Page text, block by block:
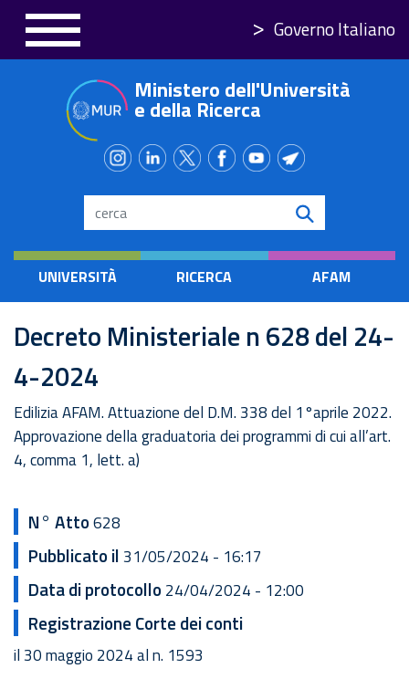
principale
Governo Italiano
Ministero dell'Università
e della Ricerca
Search
UNIVERSITÀ RICERCA AFAM
Decreto Ministeriale n 628 del 24-
4-2024
Edilizia AFAM. Attuazione del D.M. 338 del 1°aprile 2022.
Approvazione della graduatoria dei programmi di cui all’art.
4, comma 1, lett. a)
N° Atto628
Pubblicato il 31/05/2024 - 16:17
Data di protocollo 24/04/2024 - 12:00
Registrazione Corte dei conti
il 30 maggio 2024 al n. 1593